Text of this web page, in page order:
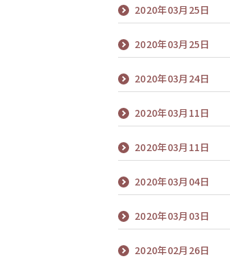
2020年03月25日
2020年03月25日
2020年03月24日
2020年03月11日
2020年03月11日
2020年03月04日
2020年03月03日
2020年02月26日